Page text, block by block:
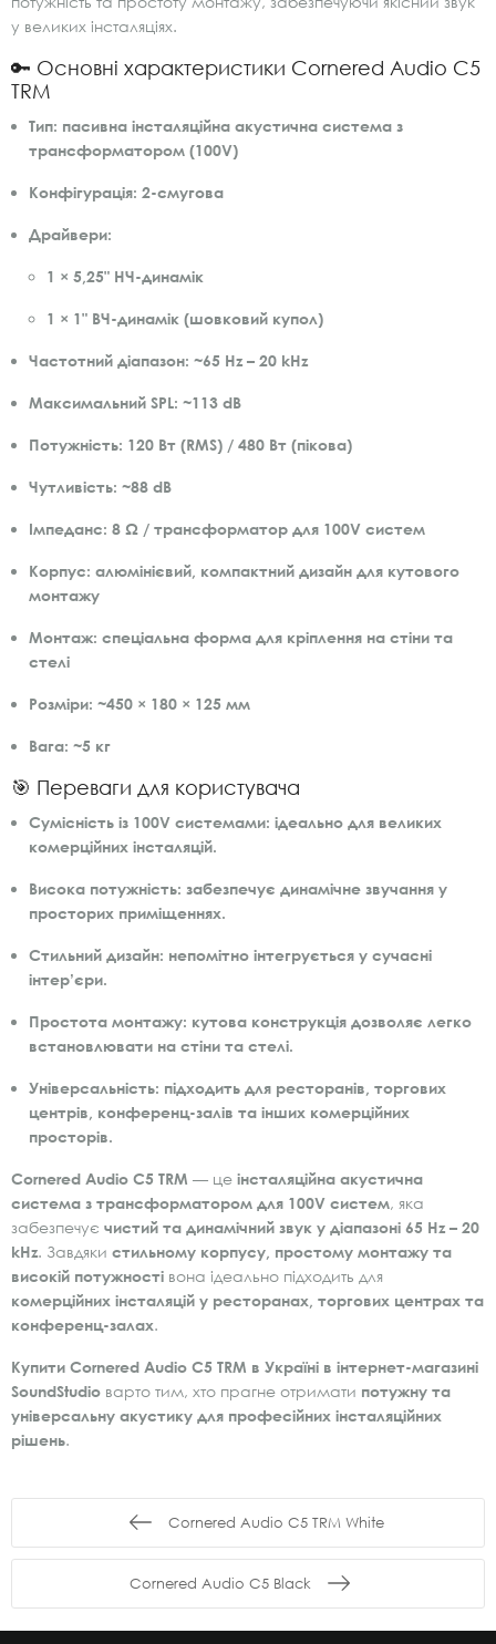
у великих інсталяціях.
🔑 Основні характеристики Cornered Audio C5
TRM
Тип: пасивна інсталяційна акустична система з
трансформатором (100V)
Конфігурація: 2-смугова
Драйвери:
1 × 5,25" НЧ-динамік
1 × 1" ВЧ-динамік (шовковий купол)
Частотний діапазон: ~65 Hz – 20 kHz
Максимальний SPL: ~113 dB
Потужність: 120 Вт (RMS) / 480 Вт (пікова)
Чутливість: ~88 dB
Імпеданс: 8 Ω / трансформатор для 100V систем
Корпус: алюмінієвий, компактний дизайн для кутового
монтажу
Монтаж: спеціальна форма для кріплення на стіни та
стелі
Розміри: ~450 × 180 × 125 мм
Вага: ~5 кг
🎯 Переваги для користувача
Сумісність із 100V системами: ідеально для великих
комерційних інсталяцій.
Висока потужність: забезпечує динамічне звучання у
просторих приміщеннях.
Стильний дизайн: непомітно інтегрується у сучасні
інтер’єри.
Простота монтажу: кутова конструкція дозволяє легко
встановлювати на стіни та стелі.
Універсальність: підходить для ресторанів, торгових
центрів, конференц-залів та інших комерційних
просторів.
Cornered Audio C5 TRM — це інсталяційна акустична
система з трансформатором для 100V систем, яка
забезпечує чистий та динамічний звук у діапазоні 65 Hz – 20
kHz. Завдяки стильному корпусу, простому монтажу та
високій потужності вона ідеально підходить для
комерційних інсталяцій у ресторанах, торгових центрах та
конференц-залах.
Купити Cornered Audio C5 TRM в Україні в інтернет-магазині
SoundStudio варто тим, хто прагне отримати потужну та
універсальну акустику для професійних інсталяційних
рішень.
Cornered Audio C5 TRM White
Cornered Audio C5 Black